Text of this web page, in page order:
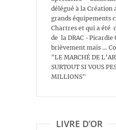
délégué à la
grands équipements
Chartres et qui a été
de la DRAC -Picardie
brièvement mais …
"LE MARCHÉ DE
SURTOUT SI VOUS
MILLIONS"
LIVRE D’OR